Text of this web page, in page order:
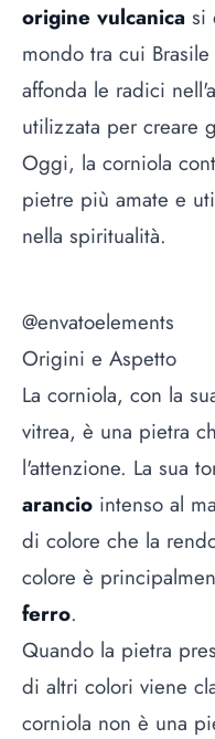
origine vulcanica si
mondo tra cui
affonda le radici
utilizzata per creare
Oggi, la corniola
pietre più amate e
nella spiritualità.
@envatoelements
Origini e Aspetto
La corniola, con la
vitrea, è una pietra
l'attenzione. La sua
arancio intenso al
di colore che la
colore è
ferro.
Quando la pietra
di altri colori viene
corniola non è una